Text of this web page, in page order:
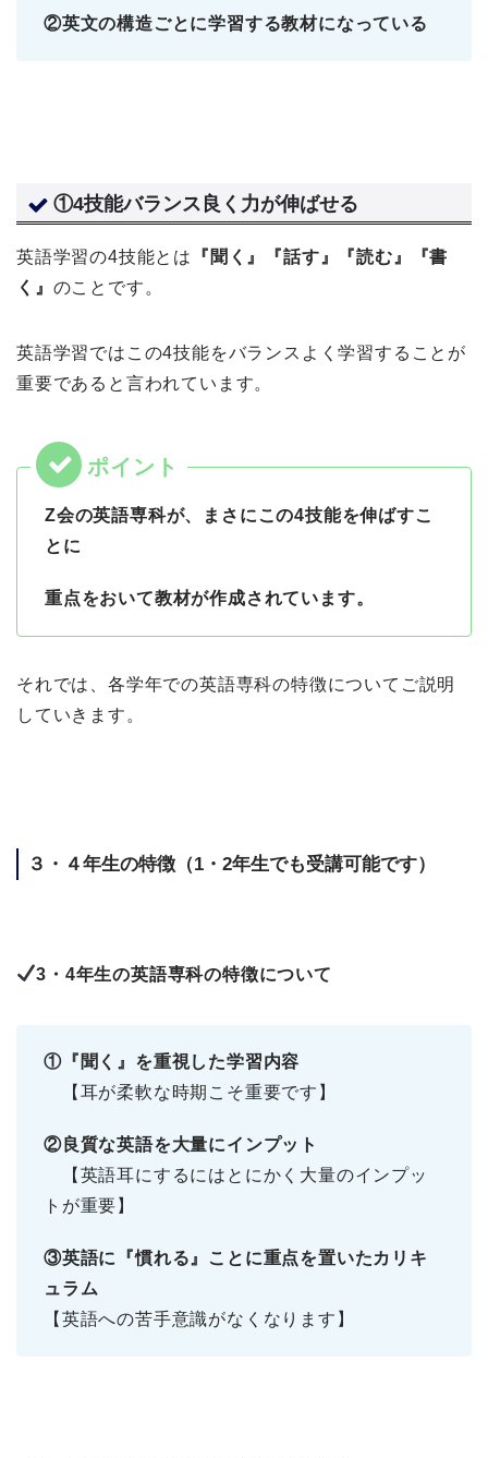
②英文の構造ごとに学習する教材になっている
①4技能バランス良く力が伸ばせる
英語学習の4技能とは
『聞く』『話す』『読む』『書
く』 のことです。
英語学習ではこの4技能をバランスよく学習することが
重要であると言われています。
Z会の英語専科が、まさにこの4技能を伸ばすこ
とに
重点をおいて教材が作成されています。
それでは、各学年での英語専科の特徴についてご説明
していきます。
３・４年生の特徴（1・2年生でも受講可能です）
3・4年生の英語専科の特徴について
①『聞く』を重視した学習内容
【耳が柔軟な時期こそ重要です】
②良質な英語を大量にインプット
【英語耳にするにはとにかく大量のインプッ
トが重要】
③英語に『慣れる』ことに重点を置いたカリキ
ュラム
【英語への苦手意識がなくなります】